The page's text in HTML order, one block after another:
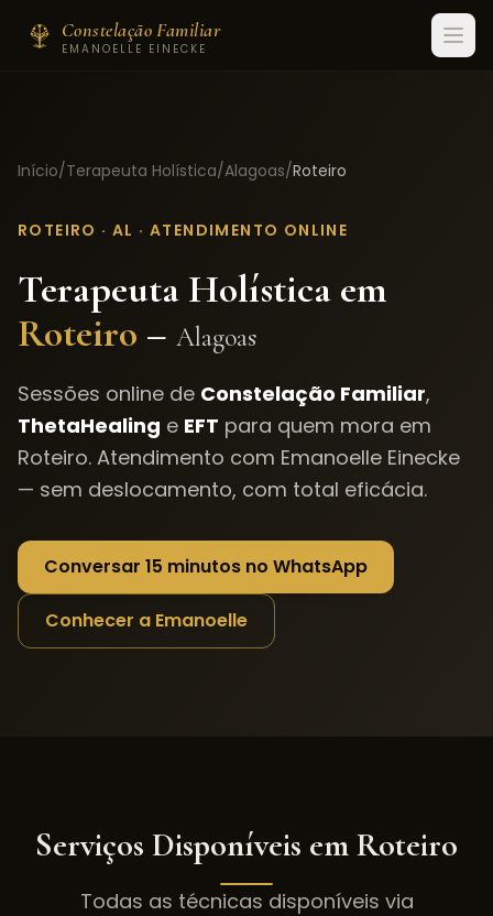
Constelação Familiar
EMANOELLE EINECKE
Início/Terapeuta Holística/Alagoas/Roteiro
ROTEIRO ·AL · ATENDIMENTO ONLINE
Terapeuta Holística em
Roteiro – Alagoas
Sessões online de Constelação Familiar,
ThetaHealing e EFT para quem mora em
Roteiro. Atendimento com Emanoelle Einecke
— sem deslocamento, com total eficácia.
Conversar 15 minutos no WhatsApp
Conhecer a Emanoelle
Serviços Disponíveis emRoteiro
Todas as técnicas disponíveis via